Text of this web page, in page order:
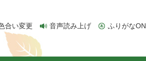
合い変更 音声読み上げ ふりがなON